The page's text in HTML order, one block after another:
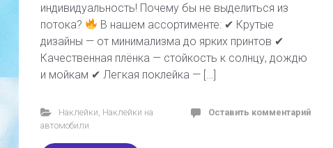
индивидуальность! Почему бы не выделиться из
потока?
В нашем ассортименте: ✔ Крутые
дизайны — от минимализма до ярких принтов ✔
Качественная плёнка — стойкость к солнцу, дождю
и мойкам ✔ Легкая поклейка — […]
Наклейки Наклейки на
автомобили
Оставить комментарий